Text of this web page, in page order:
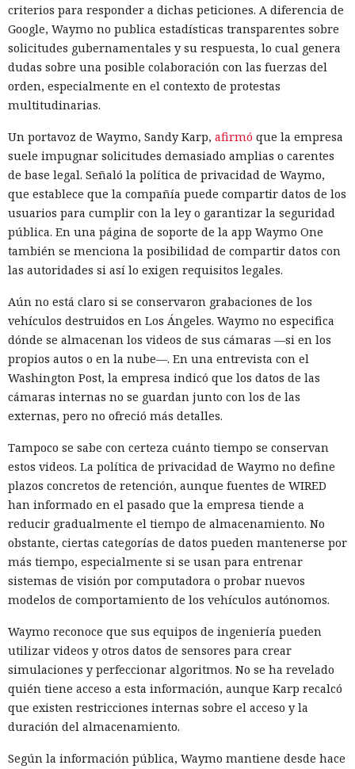
criterios para responder a dichas peticiones. A diferencia de
Google, Waymo no publica estadísticas transparentes sobre
solicitudes gubernamentales y su respuesta, lo cual genera
dudas sobre una posible colaboración con las fuerzas del
orden, especialmente en el contexto de protestas
multitudinarias.
Un portavoz de Waymo, Sandy Karp, afirmó que la empresa
suele impugnar solicitudes demasiado amplias o carentes
de base legal. Señaló la política de privacidad de Waymo,
que establece que la compañía puede compartir datos de los
usuarios para cumplir con la ley o garantizar la seguridad
pública. En una página de soporte de la app Waymo One
también se menciona la posibilidad de compartir datos con
las autoridades si así lo exigen requisitos legales.
Aún no está claro si se conservaron grabaciones de los
vehículos destruidos en Los Ángeles. Waymo no especifica
dónde se almacenan los videos de sus cámaras —si en los
propios autos o en la nube—. En una entrevista con el
Washington Post, la empresa indicó que los datos de las
cámaras internas no se guardan junto con los de las
externas, pero no ofreció más detalles.
Tampoco se sabe con certeza cuánto tiempo se conservan
estos videos. La política de privacidad de Waymo no define
plazos concretos de retención, aunque fuentes de WIRED
han informado en el pasado que la empresa tiende a
reducir gradualmente el tiempo de almacenamiento. No
obstante, ciertas categorías de datos pueden mantenerse por
más tiempo, especialmente si se usan para entrenar
sistemas de visión por computadora o probar nuevos
modelos de comportamiento de los vehículos autónomos.
Waymo reconoce que sus equipos de ingeniería pueden
utilizar videos y otros datos de sensores para crear
simulaciones y perfeccionar algoritmos. No se ha revelado
quién tiene acceso a esta información, aunque Karp recalcó
que existen restricciones internas sobre el acceso y la
duración del almacenamiento.
Según la información pública, Waymo mantiene desde hace